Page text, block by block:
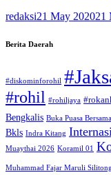
redaksi21 May 202021
Berita Daerah
#diskominforohil
#rohil #rohiljaya
Bengkalis Buka Puasa
Bkls Indra Kitang
Muaythai 2026 Koramil 01
Muhammad Fajar Maruli